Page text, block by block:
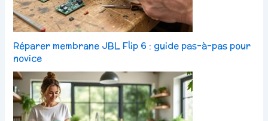
Réparer membrane JBL Flip 6 : guide pas-à-pas pour
novice